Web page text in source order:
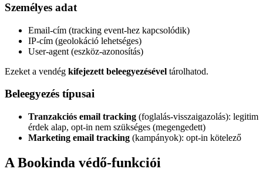
Személyes adat
Email-cím (tracking event-hez kapcsolódik)
IP-cím (geolokáció lehetséges)
User-agent (eszköz-azonosítás)
Ezeket a vendég kifejezett beleegyezésével tárolhatod.
Beleegyezés típusai
Tranzakciós email tracking (foglalás-visszaigazolás): legitim
érdek alap, opt-in nem szükséges (megengedett)
Marketing email tracking (kampányok): opt-in kötelező
A Bookinda védő-funkciói